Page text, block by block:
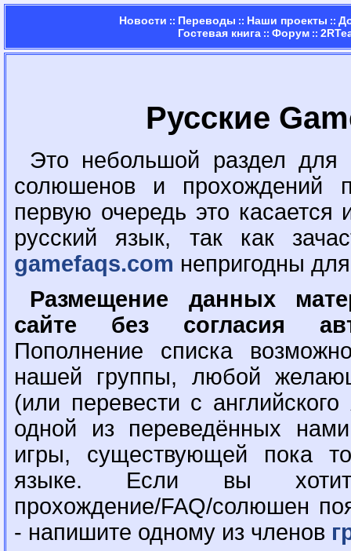
Новости :: Переводы :: Наши проекты ::
Гостевая книга :: Форум ::
Русские
Это небольшой раздел для
солюшенов и прохождений
первую очередь это касается
русский язык, так как
gamefaqs.com непригодны
Размещение данных
сайте без согласия
Пополнение списка
нашей группы, любой
(или перевести с
одной из переведённых
игры, существующей пока
языке. Если вы
прохождение/FAQ/солюшен
- напишите одному из членов